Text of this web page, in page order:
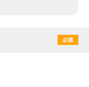
必須